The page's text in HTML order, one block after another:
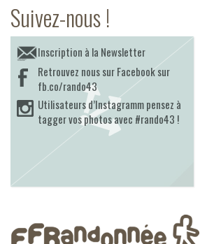
Suivez-nous !
Inscription à la Newsletter
Retrouvez nous sur Facebook sur
fb.co/rando43
Utilisateurs d’Instagramm pensez à
tagger vos photos avec #rando43 !